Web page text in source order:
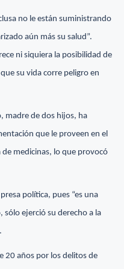
no le están suministrando
aún más su salud”.
ni siquiera la posibilidad de
su vida corre peligro en
madre de dos hijos, ha
que le proveen en el
medicinas, lo que provocó
política, pues “es una
ejerció su derecho a la
20 años por los delitos de